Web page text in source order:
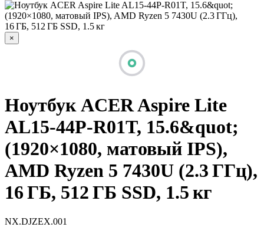
×
Ноутбук ACER Aspire Lite
AL15-44P-R01T, 15.6&quot;
(1920×1080, матовый IPS),
AMD Ryzen 5 7430U (2.3 ГГц),
16 ГБ, 512 ГБ SSD, 1.5 кг
NX.DJZEX.001